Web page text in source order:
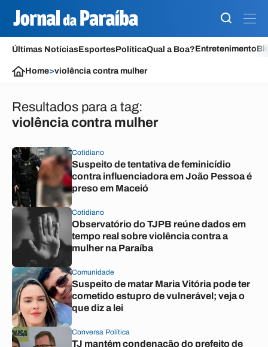
Últimas NotíciasEsportesPolíticaQual a Boa?Entretenimento
Home>violência contra mulher
Resultados para a tag:
violência contra mulher
Cotidiano
Suspeito de tentativa de feminicídio
contra influenciadora em João Pessoa é
preso em Maceió
Cotidiano
Observatório do TJPB reúne dados em
tempo real sobre violência contra a
mulher na Paraíba
Comunidade
Suspeito de matar Maria Vitória pode ter
cometido estupro de vulnerável; veja o
que diz a lei
Conversa Política
TJ mantém condenação do prefeito de